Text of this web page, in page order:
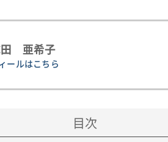
田 亜希子
ールはこちら